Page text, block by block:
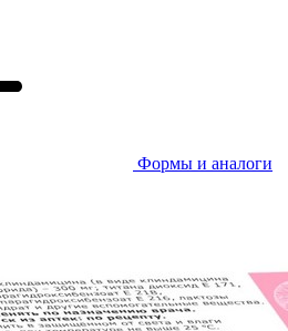
Формы и аналоги